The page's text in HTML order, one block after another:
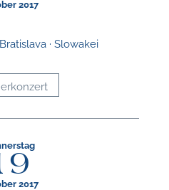
2017
· Slowakei
2017